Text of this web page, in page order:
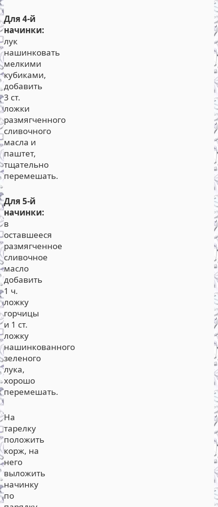
Для 4-й
начинки:
лук
нашинковать
мелкими
кубиками,
добавить
3 ст.
ложки
размягченного
сливочного
масла и
паштет,
тщательно
перемешать.
Для 5-й
начинки:
в
оставшееся
размягченное
сливочное
масло
добавить
1 ч.
ложку
горчицы
и 1 ст.
ложку
нашинкованного
зеленого
лука,
хорошо
перемешать.
На
тарелку
положить
корж, на
него
выложить
начинку
по